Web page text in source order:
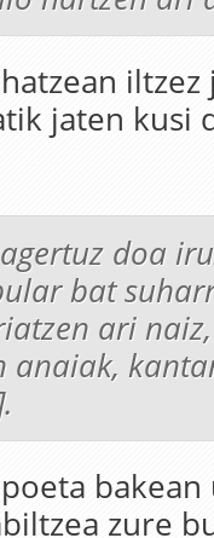
jaten kusi
doa
bat
ari
anaiak,
bakean
zure